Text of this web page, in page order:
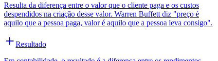
Resulta da diferença entre o valor que o cliente paga e os custos
despendidos na criação desse valor. Warren Buffett diz "preço é
aquilo que a pessoa paga, valor é aquilo que a pessoa leva consigo".
Resultado